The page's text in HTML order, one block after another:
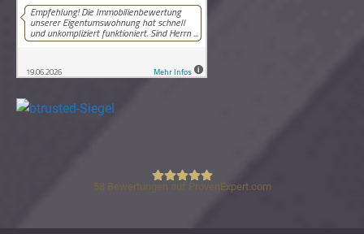
Lutz Schneider Immobilienbewertung
58 Bewertungen auf ProvenExpert.com